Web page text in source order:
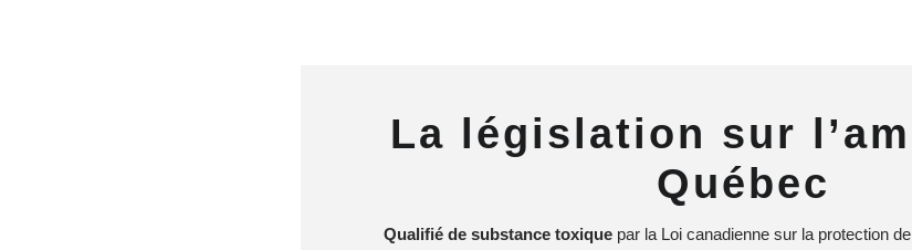
La législation sur
Québec
Qualifié de substance toxique par la Loi canadienne sur la protection